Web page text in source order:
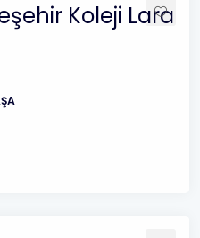
Koleji Lara